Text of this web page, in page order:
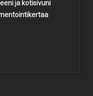
ja kotisivuni